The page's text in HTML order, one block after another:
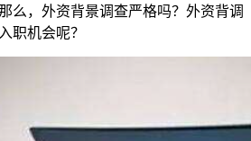
么，外资背景调查严格吗？外资背调
职机会呢？